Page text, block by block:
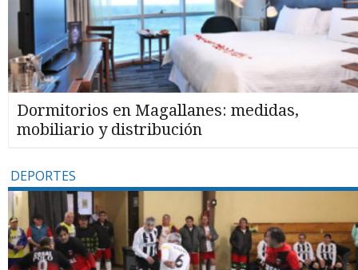
Dormitorios en Magallanes: medidas,
mobiliario y distribución
DEPORTES